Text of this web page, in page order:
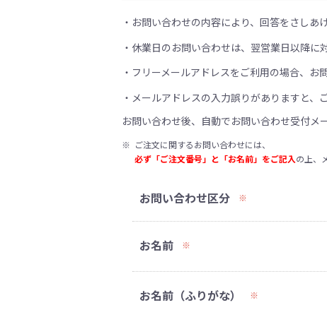
お問い合わせの内容により、回答をさしあ
休業日のお問い合わせは、翌営業日以降に
フリーメールアドレスをご利用の場合、お
メールアドレスの入力誤りがありますと、
お問い合わせ後、自動でお問い合わせ受付メ
※ ご注文に関するお問い合わせには、
必ず「ご注文番号」と「お名前」をご記入の上、
お問い合わせ区分 ※
お名前 ※
お名前（ふりがな） ※